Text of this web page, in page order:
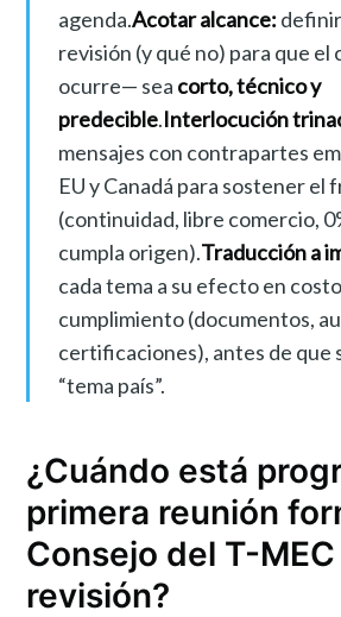
agenda.Acotar alcance:
revisión (y qué no) para que el
ocurre— sea corto, técnico y
predecible.Interlocución
mensajes con contrapartes
EU y Canadá para sostener el
(continuidad, libre comercio,
cumpla origen).Traducción a
cada tema a su efecto en
cumplimiento (documentos,
certificaciones), antes de que
“tema país”.
¿Cuándo está
primera reunión
Consejo del T-
revisión?